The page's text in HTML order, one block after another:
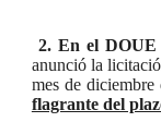
2. En el DOUE
anunció la
mes de
flagrante del